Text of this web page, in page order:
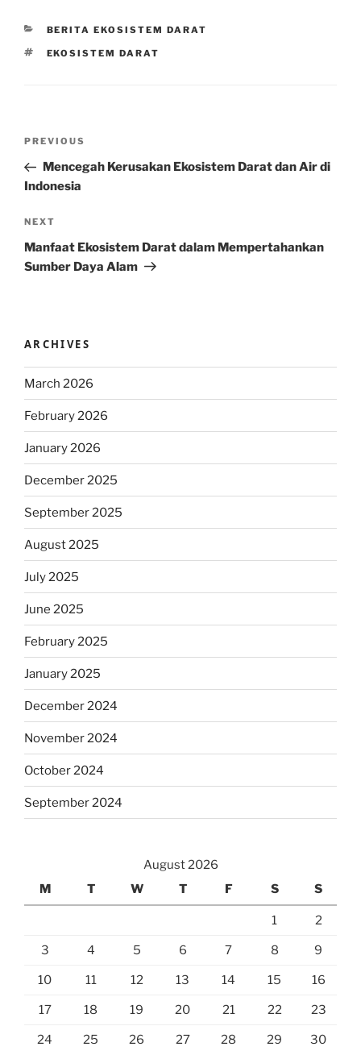
CATEGORIES
BERITA EKOSISTEM DARAT
TAGS
EKOSISTEM DARAT
Previous
Post
PREVIOUS
Mencegah Kerusakan Ekosistem Darat dan Air di
Indonesia
Next
Post
NEXT
Manfaat Ekosistem Darat dalam Mempertahankan
Sumber Daya Alam
ARCHIVES
March 2026
February 2026
January 2026
December 2025
September 2025
August 2025
July 2025
June 2025
February 2025
January 2025
December 2024
November 2024
October 2024
September 2024
August 2026
M
T W T F S S
1 2
3 4 5 6 7 8 9
10 11 12 13 14 15 16
17 18 19 20 21 22 23
24 25 26 27 28 29 30